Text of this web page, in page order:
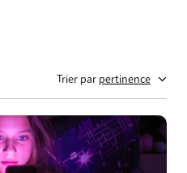
Trier par pertinence